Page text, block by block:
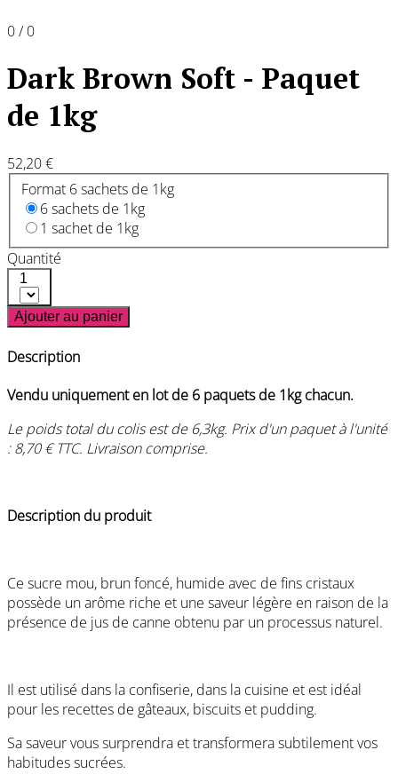
0 / 0
Dark Brown Soft - Paquet
de 1kg
52,20 €
Format 6 sachets de 1kg
6 sachets de 1kg
1 sachet de 1kg
Quantité
1
Ajouter au panier
Description
Vendu uniquement en lot de 6 paquets de 1kg chacun.
Le poids total du colis est de 6,3kg. Prix d'un paquet à l'unité
: 8,70 € TTC. Livraison comprise.
Description du produit
Ce sucre mou, brun foncé, humide avec de fins cristaux
possède un arôme riche et une saveur légère en raison de la
présence de jus de canne obtenu par un processus naturel.
Il est utilisé dans la confiserie, dans la cuisine et est idéal
pour les recettes de gâteaux, biscuits et pudding.
Sa saveur vous surprendra et transformera subtilement vos
habitudes sucrées.